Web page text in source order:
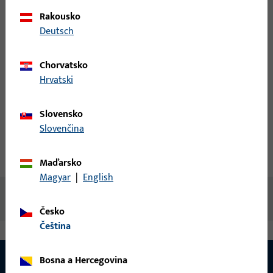
přihlaste svými zákaznickými údaji
Popis produktu
Stahování
Rakousko
Deutsch
Chorvatsko
Hrvatski
Slovensko
Slovenčina
Maďarsko
Magyar | English
Česko
čeština
Bosna a Hercegovina